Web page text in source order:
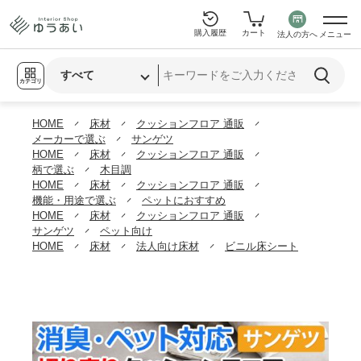
カテゴリ
購入履歴 カート 法人の方へ メニュー
HOME 床材
クッションフロア 通販
メーカーで選ぶ
サンゲツ
HOME
床材
クッションフロア 通販
柄で選ぶ
木目調
HOME
床材
クッションフロア 通販
機能・用途で選ぶ
ペットにおすすめ
HOME
床材
クッションフロア 通販
サンゲツ
ペット向け
HOME
床材 法人向け床材 ビニル床シート